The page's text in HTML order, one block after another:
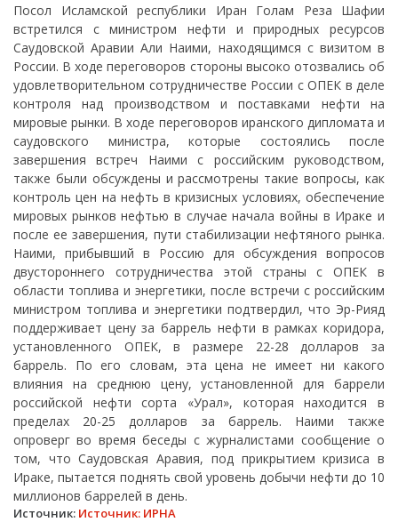
Посол Исламской республики Иран Голам Реза Шафии
встретился с министром нефти и природных ресурсов
Саудовской Аравии Али Наими, находящимся с визитом в
России. В ходе переговоров стороны высоко отозвались об
удовлетворительном сотрудничестве России с ОПЕК в деле
контроля над производством и поставками нефти на
мировые рынки. В ходе переговоров иранского дипломата и
саудовского министра, которые состоялись после
завершения встреч Наими с российским руководством,
также были обсуждены и рассмотрены такие вопросы, как
контроль цен на нефть в кризисных условиях, обеспечение
мировых рынков нефтью в случае начала войны в Ираке и
после ее завершения, пути стабилизации нефтяного рынка.
Наими, прибывший в Россию для обсуждения вопросов
двустороннего сотрудничества этой страны с ОПЕК в
области топлива и энергетики, после встречи с российским
министром топлива и энергетики подтвердил, что Эр-Рияд
поддерживает цену за баррель нефти в рамках коридора,
установленного ОПЕК, в размере 22-28 долларов за
баррель. По его словам, эта цена не имеет ни какого
влияния на среднюю цену, установленной для баррели
российской нефти сорта «Урал», которая находится в
пределах 20-25 долларов за баррель. Наими также
опроверг во время беседы с журналистами сообщение о
том, что Саудовская Аравия, под прикрытием кризиса в
Ираке, пытается поднять свой уровень добычи нефти до 10
миллионов баррелей в день.
Источник: Источник: ИРНА